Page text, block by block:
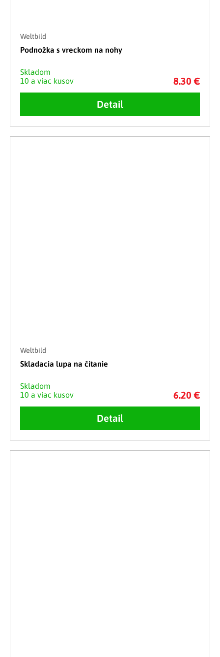
Weltbild
Podnožka s vreckom na nohy
Skladom
10 a viac kusov
8.30 €
Detail
Weltbild
Skladacia lupa na čítanie
Skladom
10 a viac kusov
6.20 €
Detail